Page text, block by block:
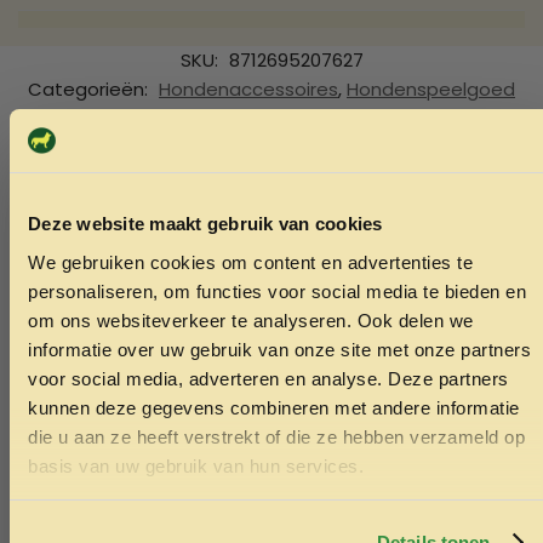
Deze website maakt gebruik van cookies
We gebruiken cookies om content en advertenties te
personaliseren, om functies voor social media te bieden en
om ons websiteverkeer te analyseren. Ook delen we
informatie over uw gebruik van onze site met onze partners
voor social media, adverteren en analyse. Deze partners
kunnen deze gegevens combineren met andere informatie
die u aan ze heeft verstrekt of die ze hebben verzameld op
basis van uw gebruik van hun services.
SKU: 8712695207627
Categorieën: Hondenaccessoires, Hondenspeelgoed
Ook interessant
ONTVANG 5% KORTING OP
JE EERSTE BESTELLING!
Ontvang korting
Door je in te schrijven ga je akkoord met het ontvangen van